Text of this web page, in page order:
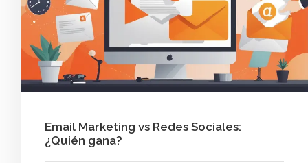
Email Marketing vs Redes Sociales:
¿Quién gana?